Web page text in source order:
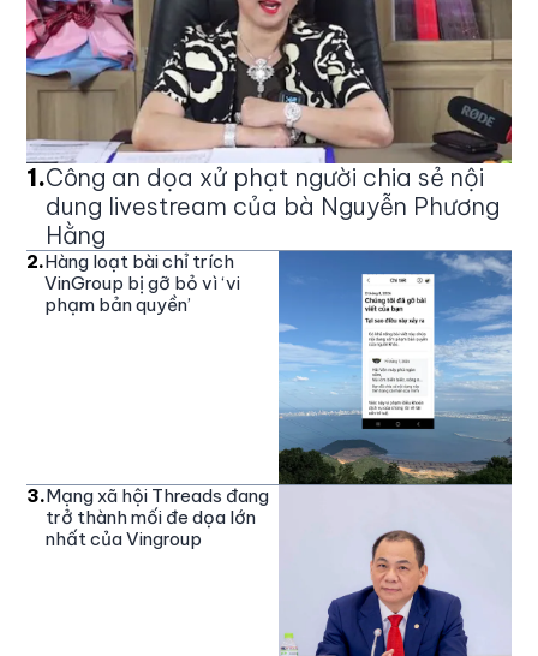
1.Công an dọa xử phạt người chia sẻ nội
dung livestream của bà Nguyễn Phương
Hằng
2.Hàng loạt bài chỉ trích
VinGroup bị gỡ bỏ vì ‘vi
phạm bản quyền’
3.Mạng xã hội Threads đang
trở thành mối đe dọa lớn
nhất của Vingroup